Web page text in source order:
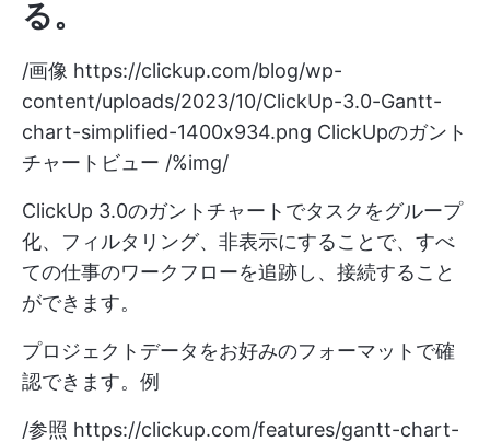
る。
/画像 https://clickup.com/blog/wp-
content/uploads/2023/10/ClickUp-3.0-Gantt-
chart-simplified-1400x934.png ClickUpのガント
チャートビュー /%img/
ClickUp 3.0のガントチャートでタスクをグループ
化、フィルタリング、非表示にすることで、すべ
ての仕事のワークフローを追跡し、接続すること
ができます。
プロジェクトデータをお好みのフォーマットで確
認できます。例
/参照 https://clickup.com/features/gantt-chart-